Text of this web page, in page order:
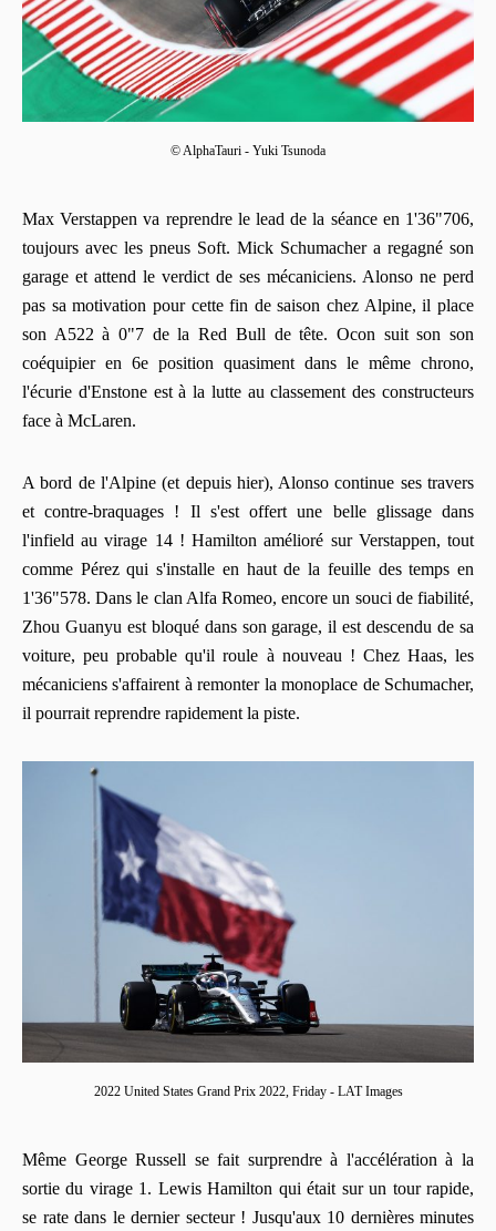
© AlphaTauri - Yuki Tsunoda
Max Verstappen va reprendre le lead de la séance en 1'36"706,
toujours avec les pneus Soft. Mick Schumacher a regagné son
garage et attend le verdict de ses mécaniciens. Alonso ne perd
pas sa motivation pour cette fin de saison chez Alpine, il place
son A522 à 0"7 de la Red Bull de tête. Ocon suit son son
coéquipier en 6e position quasiment dans le même chrono,
l'écurie d'Enstone est à la lutte au classement des constructeurs
face à McLaren.
A bord de l'Alpine (et depuis hier), Alonso continue ses travers
et contre-braquages ! Il s'est offert une belle glissage dans
l'infield au virage 14 ! Hamilton amélioré sur Verstappen, tout
comme Pérez qui s'installe en haut de la feuille des temps en
1'36"578. Dans le clan Alfa Romeo, encore un souci de fiabilité,
Zhou Guanyu est bloqué dans son garage, il est descendu de sa
voiture, peu probable qu'il roule à nouveau ! Chez Haas, les
mécaniciens s'affairent à remonter la monoplace de Schumacher,
il pourrait reprendre rapidement la piste.
2022 United States Grand Prix 2022, Friday - LAT Images
Même George Russell se fait surprendre à l'accélération à la
sortie du virage 1. Lewis Hamilton qui était sur un tour rapide,
se rate dans le dernier secteur ! Jusqu'aux 10 dernières minutes